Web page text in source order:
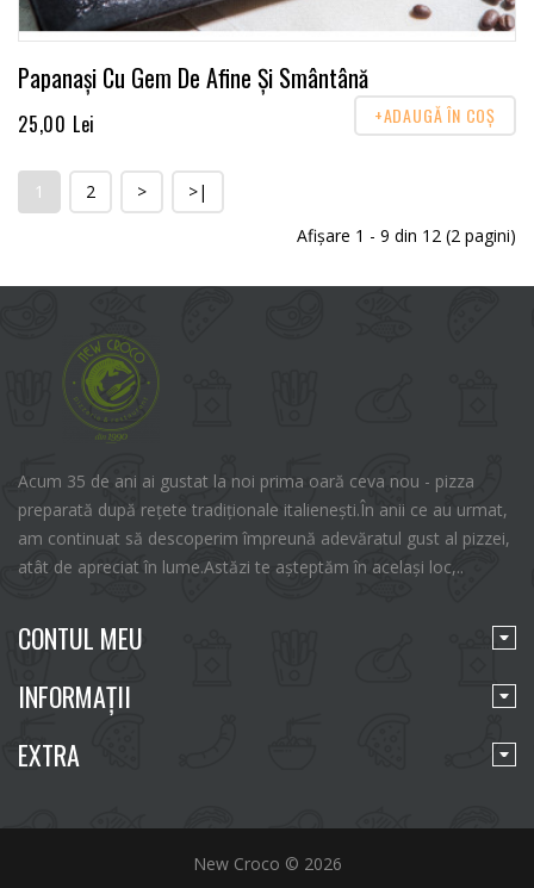
Papanași Cu Gem De Afine Și Smântână
25,00 Lei +ADAUGĂ ÎN COŞ
1 2 >
>|
Afişare 1 - 9 din 12 (2 pagini)
Acum 35 de ani ai gustat la noi prima oară ceva nou - pizza
preparată după rețete tradiționale italienești.În anii ce au urmat,
am continuat să descoperim împreună adevăratul gust al pizzei,
atât de apreciat în lume.Astăzi te așteptăm în același loc,..
CONTUL MEU
INFORMAŢII
EXTRA
New Croco © 2026